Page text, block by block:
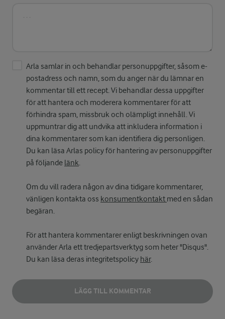
Arla samlar in och behandlar personuppgifter, såsom e-
postadress och namn, som du anger när du lämnar en
kommentar till ett recept. Vi behandlar dessa uppgifter
för att hantera och moderera kommentarer för att
förhindra spam, missbruk och olämpligt innehåll. Vi
uppmuntrar dig att undvika att inkludera information i
dina kommentarer som kan identifiera dig personligen.
Du kan läsa Arlas policy för hantering av personuppgifter
på följande länk.
Om du vill radera någon av dina tidigare kommentarer,
vänligen kontakta oss konsumentkontakt med en sådan
begäran.
För att hantera kommentarer enligt beskrivningen ovan
använder Arla ett tredjepartsverktyg som heter "Disqus".
Du kan läsa deras integritetspolicy här.
LÄGG TILL KOMMENTAR